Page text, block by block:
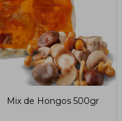
Mix de Hongos 500gr